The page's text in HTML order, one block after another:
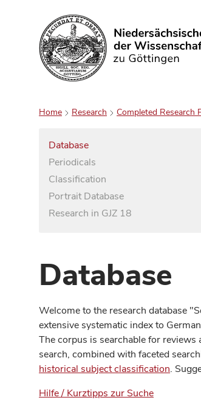
Search
Home Research Completed Research
Database
Periodicals
Classification
Portrait Database
Research in GJZ 18
Database
Welcome to the research database
extensive systematic index to
The corpus is searchable for
search, combined with faceted
historical subject classification.
Hilfe / Kurztipps zur Suche